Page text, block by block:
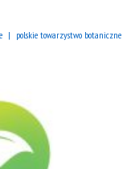
polskie towarzystwo botaniczne